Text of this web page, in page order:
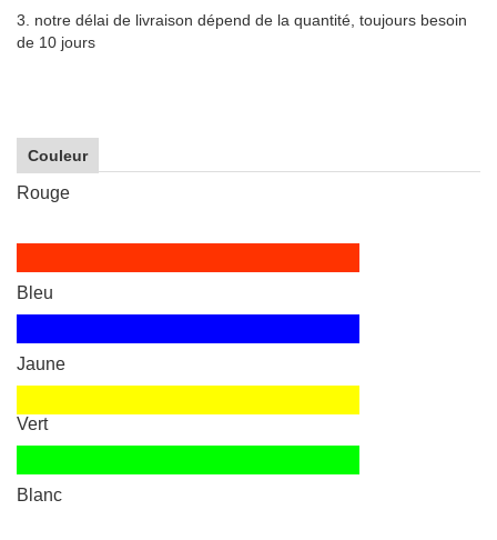
3. notre délai de livraison dépend de la quantité, toujours besoin
de 10 jours
Couleur
Rouge
Bleu
Jaune
Vert
Blanc